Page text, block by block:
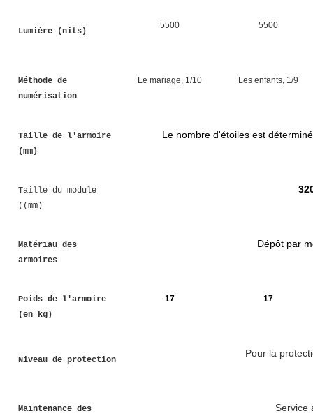
Lumière (nits)
5500 5500
Méthode de
numérisation
Le mariage, 1/10 Les enfants, 1/9
Taille de l'armoire
(mm)
Le nombre d'étoiles est
Taille du module
((mm)
Matériau des
armoires
Dépôt par
Poids de l'armoire
(en kg)
17 17
Niveau de protection
Pour la
Maintenance des
Service